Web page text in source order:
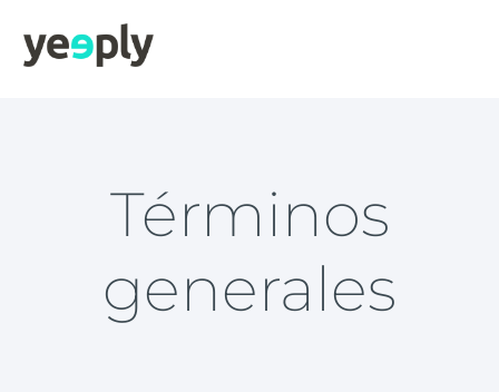
Términos
generales